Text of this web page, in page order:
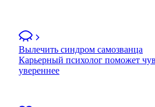
Вылечить синдром самозванца
Карьерный психолог поможет
увереннее